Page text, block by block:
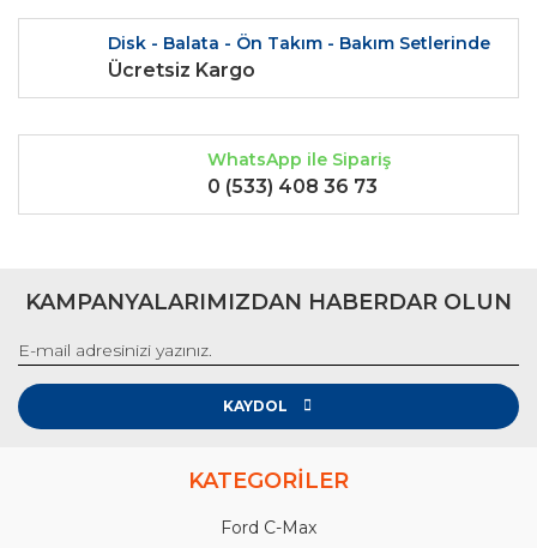
Disk - Balata - Ön Takım - Bakım Setlerinde
Ücretsiz Kargo
WhatsApp ile Sipariş
0 (533) 408 36 73
KAMPANYALARIMIZDAN HABERDAR OLUN
KAYDOL
KATEGORİLER
Ford C-Max